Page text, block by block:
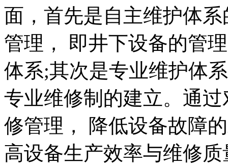
面，首先是自主维护体
管理， 即井下设备的管
体系;其次是专业维护体
专业维修制的建立。通
修管理， 降低设备故障
高设备生产效率与维修